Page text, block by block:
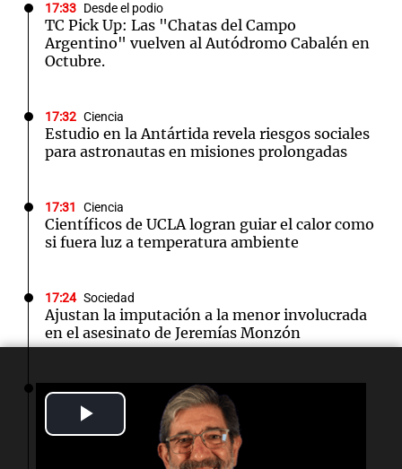
Video
17:33 Desde el podio
TC Pick Up: Las "Chatas del Campo
Argentino" vuelven al Autódromo Cabalén en
Octubre.
17:32 Ciencia
Estudio en la Antártida revela riesgos sociales
para astronautas en misiones prolongadas
17:31 Ciencia
Científicos de UCLA logran guiar el calor como
si fuera luz a temperatura ambiente
17:24 Sociedad
Ajustan la imputación a la menor involucrada
en el asesinato de Jeremías Monzón
17:21 Deportes
Un futbolista argentino fue detenido por el
ICE en Miami cuando viajaba con su equipo